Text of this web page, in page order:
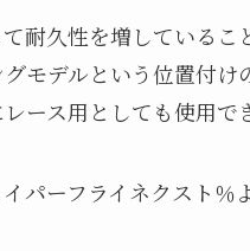
耐久性を増しているこ
モデルという位置付け
ース用としても使用で
パーフライネクスト％